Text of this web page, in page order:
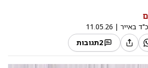
כ"ד באייר |
11.05.26
2תגובות